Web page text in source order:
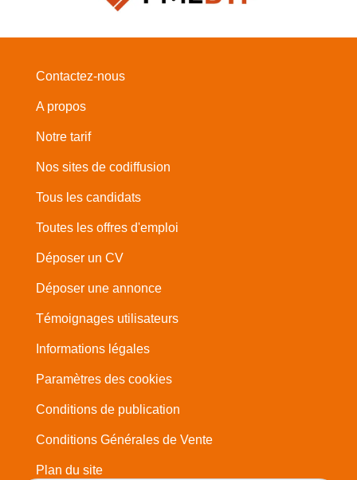
Contactez-nous
A propos
Notre tarif
Nos sites de codiffusion
Tous les candidats
Toutes les offres d'emploi
Déposer un CV
Déposer une annonce
Témoignages utilisateurs
Informations légales
Paramètres des cookies
Conditions de publication
Conditions Générales de Vente
Plan du site